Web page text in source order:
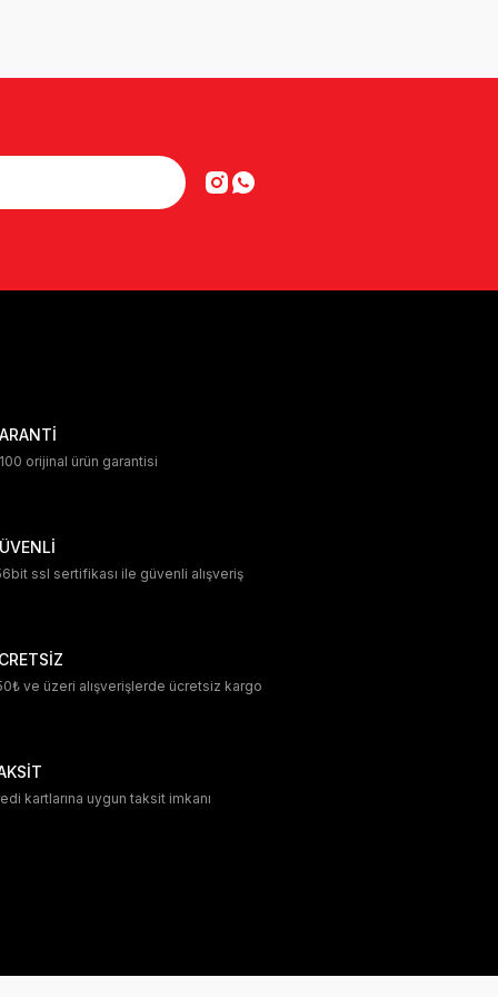
orijinal ürün garantisi
ssl sertifikası ile güvenli alışveriş
ve üzeri alışverişlerde ücretsiz kargo
kartlarına uygun taksit imkanı